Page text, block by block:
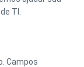
TI.
Campos